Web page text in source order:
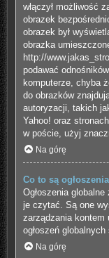
włączył możliwość
obrazek
obrazek był
obrazka
http://
podawać
komputerze, chyba
do obrazków
autoryzacji, takich
Yahoo! oraz
w poście, użyj
Na górę
Co to są
Ogłoszenia
je czytać. Są one
zarządzania kontem
ogłoszeń
Na górę